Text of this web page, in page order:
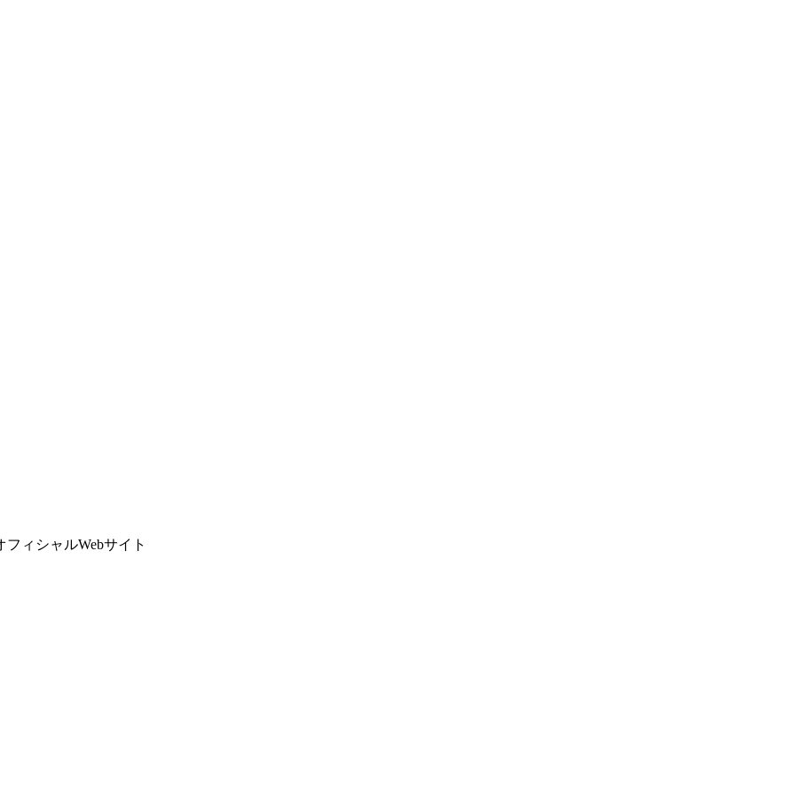
ィシャルWebサイト